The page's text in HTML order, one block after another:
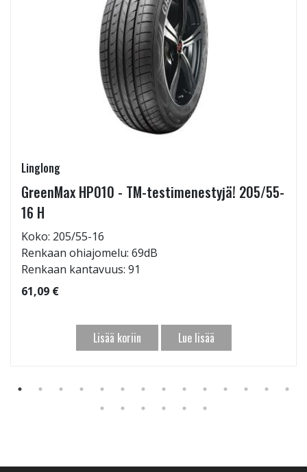
Linglong
GreenMax HP010 - TM-testimenestyjä! 205/55-
16 H
Koko: 205/55-16
Renkaan ohiajomelu: 69dB
Renkaan kantavuus: 91
61,09 €
Lisää koriin Lue lisää